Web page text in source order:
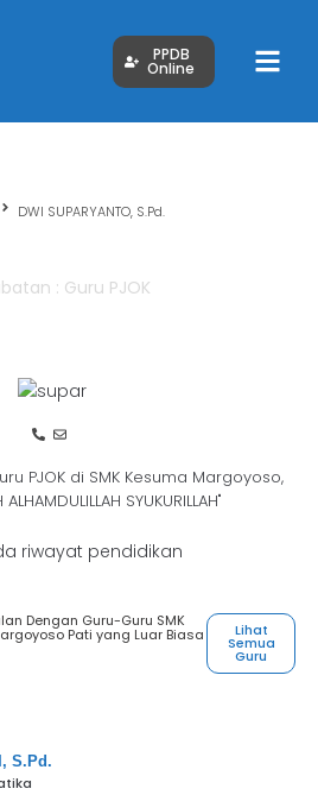
PPDB
Online
DWI SUPARYANTO, S.Pd.
: Guru PJOK
PJOK di SMK Kesuma Margoyoso,
SYUKURILLAH"
riwayat pendidikan
Dengan Guru-Guru SMK
Pati yang Luar Biasa Lihat
Semua
Guru
S.Pd.